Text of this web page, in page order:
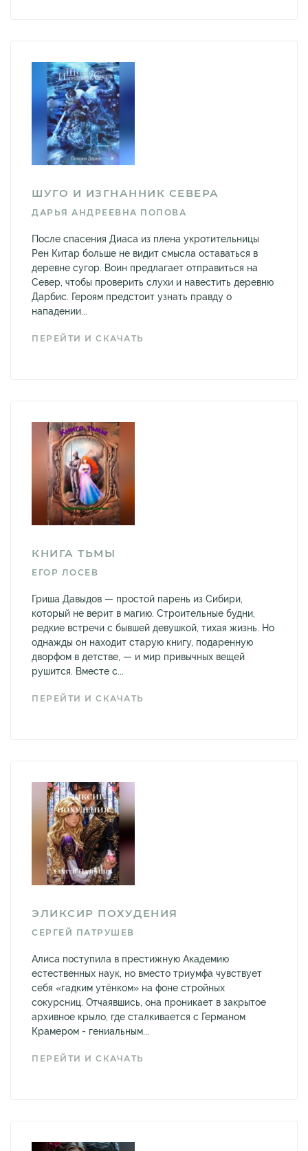
ШУГО И ИЗГНАННИК СЕВЕРА
ДАРЬЯ АНДРЕЕВНА ПОПОВА
После спасения Диаса из плена укротительницы
Рен Китар больше не видит смысла оставаться в
деревне сугор. Воин предлагает отправиться на
Север, чтобы проверить слухи и навестить деревню
Дарбис. Героям предстоит узнать правду о
нападении...
ПЕРЕЙТИ И СКАЧАТЬ
КНИГА ТЬМЫ
ЕГОР ЛОСЕВ
Гриша Давыдов — простой парень из Сибири,
который не верит в магию. Строительные будни,
редкие встречи с бывшей девушкой, тихая жизнь. Но
однажды он находит старую книгу, подаренную
дворфом в детстве, — и мир привычных вещей
рушится. Вместе с...
ПЕРЕЙТИ И СКАЧАТЬ
ЭЛИКСИР ПОХУДЕНИЯ
СЕРГЕЙ ПАТРУШЕВ
Алиса поступила в престижную Академию
естественных наук, но вместо триумфа чувствует
себя «гадким утёнком» на фоне стройных
сокурсниц. Отчаявшись, она проникает в закрытое
архивное крыло, где сталкивается с Германом
Крамером - гениальным...
ПЕРЕЙТИ И СКАЧАТЬ